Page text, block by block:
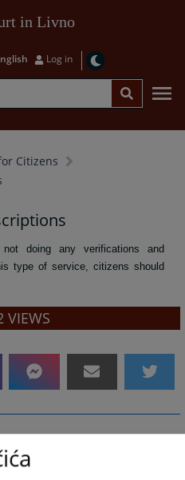
in Livno
Log in
Citizens
doing any verifications and
type of service, citizens should
VIEWS